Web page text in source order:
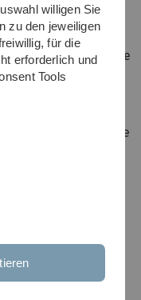
dieses Moduls die
Forschung von
darüber hinaus
Über die Ergebnisse
Arbeit.
Business
willigen Sie
zu den jeweiligen
für die
erforderlich und
Tools